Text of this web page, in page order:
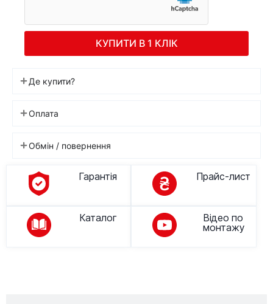
КУПИТИ В 1 КЛІК
Де купити?
Оплата
Обмін / повернення
Гарантія Прайс-лист
Каталог
Відео по
монтажу